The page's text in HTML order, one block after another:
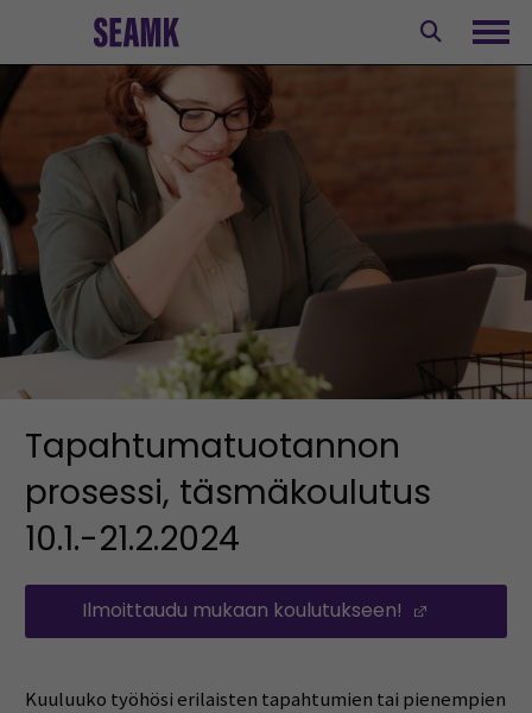
Tapahtumatuotannon
prosessi, täsmäkoulutus
10.1.-21.2.2024
Ilmoittaudu mukaan koulutukseen!
Kuuluuko työhösi erilaisten tapahtumien tai pienempien